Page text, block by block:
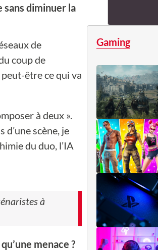
diminuer la
de
coup de
être ce qui va
à deux ».
d’une scène, je
du duo, l’IA
à
menace ?
Gaming